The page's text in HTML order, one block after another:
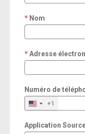
Nom
required
Adresse
required
Numéro de
+1
Application